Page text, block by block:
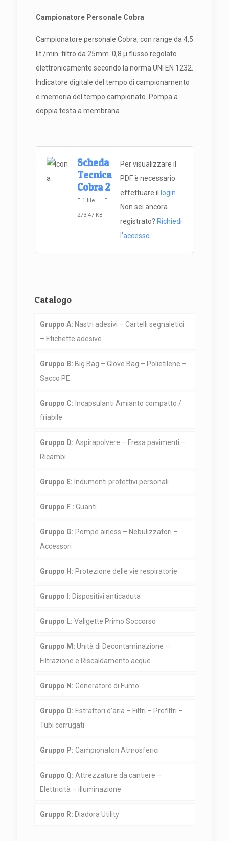
Campionatore Personale Cobra
Campionatore personale Cobra, con range da 4,5
lit./min. filtro da 25mm. 0,8 µ flusso regolato
elettronicamente secondo la norma UNI EN 1232.
Indicatore digitale del tempo di campionamento
e memoria del tempo campionato. Pompa a
doppia testa a membrana.
Scheda
Tecnica
Cobra 2
1 file
273.47 KB
Per visualizzare il
PDF è necessario
effettuare il
login
Non sei ancora
registrato? Richiedi
l'accesso
Catalogo
Gruppo A: Nastri adesivi – Cartelli segnaletici
– Etichette adesive
Gruppo B: Big Bag – Glove Bag – Polietilene –
Sacco PE
Gruppo C: Incapsulanti Amianto compatto /
friabile
Gruppo D: Aspirapolvere – Fresa pavimenti –
Ricambi
Gruppo E: Indumenti protettivi personali
Gruppo F : Guanti
Gruppo G: Pompe airless – Nebulizzatori –
Accessori
Gruppo H: Protezione delle vie respiratorie
Gruppo I: Dispositivi anticaduta
Gruppo L: Valigette Primo Soccorso
Gruppo M: Unità di Decontaminazione –
Filtrazione e Riscaldamento acque
Gruppo N: Generatore di Fumo
Gruppo O: Estrattori d’aria – Filtri – Prefiltri –
Tubi corrugati
Gruppo P: Campionatori Atmosferici
Gruppo Q: Attrezzature da cantiere –
Elettricità – illuminazione
Gruppo R: Diadora Utility